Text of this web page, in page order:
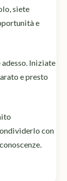
siete
e
Iniziate
e presto
con